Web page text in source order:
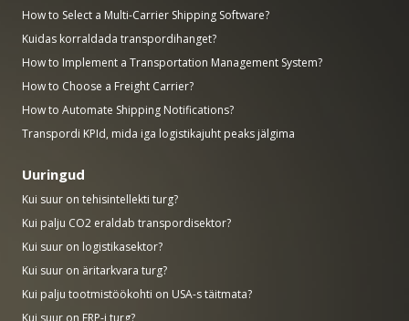
How to Select a Multi-Carrier Shipping Software?
Kuidas korraldada transpordihanget?
How to Implement a Transportation Management System?
How to Choose a Freight Carrier?
How to Automate Shipping Notifications?
Transpordi KPId, mida iga logistikajuht peaks jälgima
Uuringud
Kui suur on tehisintellekti turg?
Kui palju CO2 eraldab transpordisektor?
Kui suur on logistikasektor?
Kui suur on äritarkvara turg?
Kui palju tootmistöökohti on USA-s täitmata?
Kui suur on ERP-i turg?